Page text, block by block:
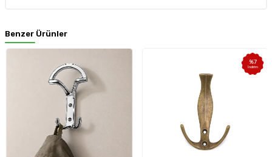
Benzer Ürünler
%7
İndirim